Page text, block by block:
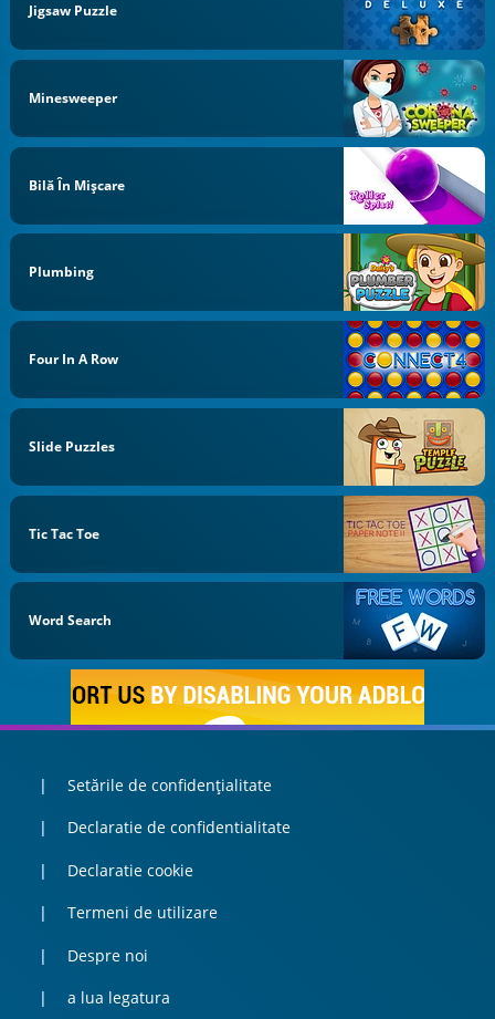
Jigsaw Puzzle
Minesweeper
Bilă În Mișcare
Plumbing
Four In A Row
Slide Puzzles
Tic Tac Toe
Word Search
Setările de confidențialitate
Declaratie de confidentialitate
Declaratie cookie
Termeni de utilizare
Despre noi
a lua legatura